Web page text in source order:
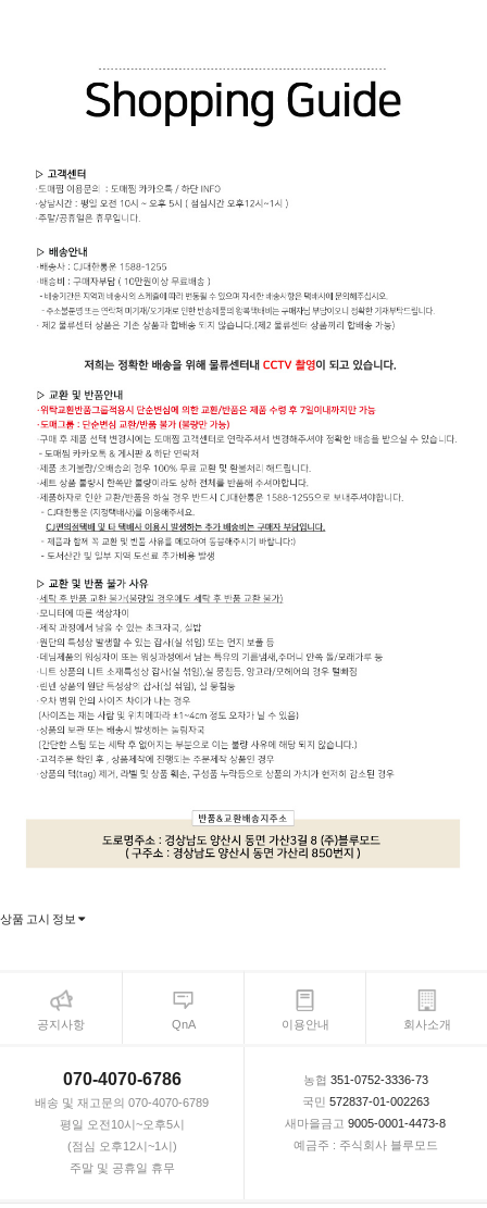
상품 고시 정보
공지사항 QnA 이용안내 회사소개
070-4070-6786
배송 및 재고문의 070-4070-6789
평일 오전10시~오후5시
(점심 오후12시~1시)
주말 및 공휴일 휴무
농협 351-0752-3336-73
국민 572837-01-002263
새마을금고 9005-0001-4473-8
예금주 : 주식회사 블루모드